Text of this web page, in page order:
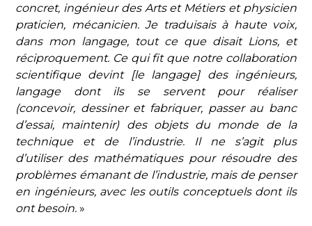
concret, ingénieur des Arts et Métiers et physicien
praticien, mécanicien. Je traduisais à haute voix,
dans mon langage, tout ce que disait Lions, et
réciproquement. Ce qui fit que notre collaboration
scientifique devint [le langage] des ingénieurs,
langage dont ils se servent pour réaliser
(concevoir, dessiner et fabriquer, passer au banc
d’essai, maintenir) des objets du monde de la
technique et de l’industrie. Il ne s’agit plus
d’utiliser des mathématiques pour résoudre des
problèmes émanant de l’industrie, mais de penser
en ingénieurs, avec les outils conceptuels dont ils
ont besoin. »